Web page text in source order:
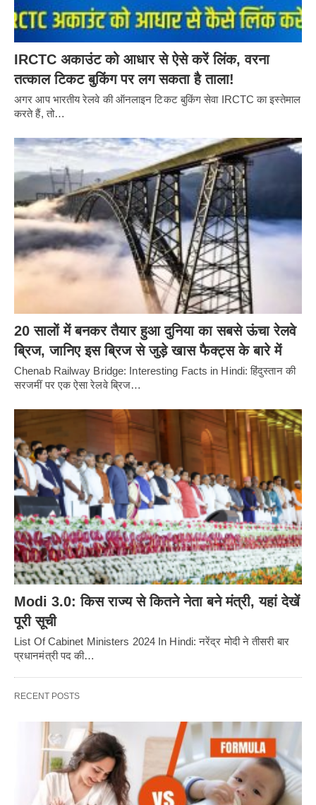
IRCTC अकाउंट को आधार से ऐसे करें लिंक, वरना
तत्काल टिकट बुकिंग पर लग सकता है ताला!
अगर आप भारतीय रेलवे की ऑनलाइन टिकट बुकिंग सेवा IRCTC का इस्तेमाल
करते हैं, तो…
20 सालों में बनकर तैयार हुआ दुनिया का सबसे ऊंचा रेलवे
ब्रिज, जानिए इस ब्रिज से जुड़े खास फैक्ट्स के बारे में
Chenab Railway Bridge: Interesting Facts in Hindi: हिंदुस्तान की
सरजमीं पर एक ऐसा रेलवे ब्रिज…
Modi 3.0: किस राज्य से कितने नेता बने मंत्री, यहां देखें
पूरी सूची
List Of Cabinet Ministers 2024 In Hindi: नरेंद्र मोदी ने तीसरी बार
प्रधानमंत्री पद की…
RECENT POSTS